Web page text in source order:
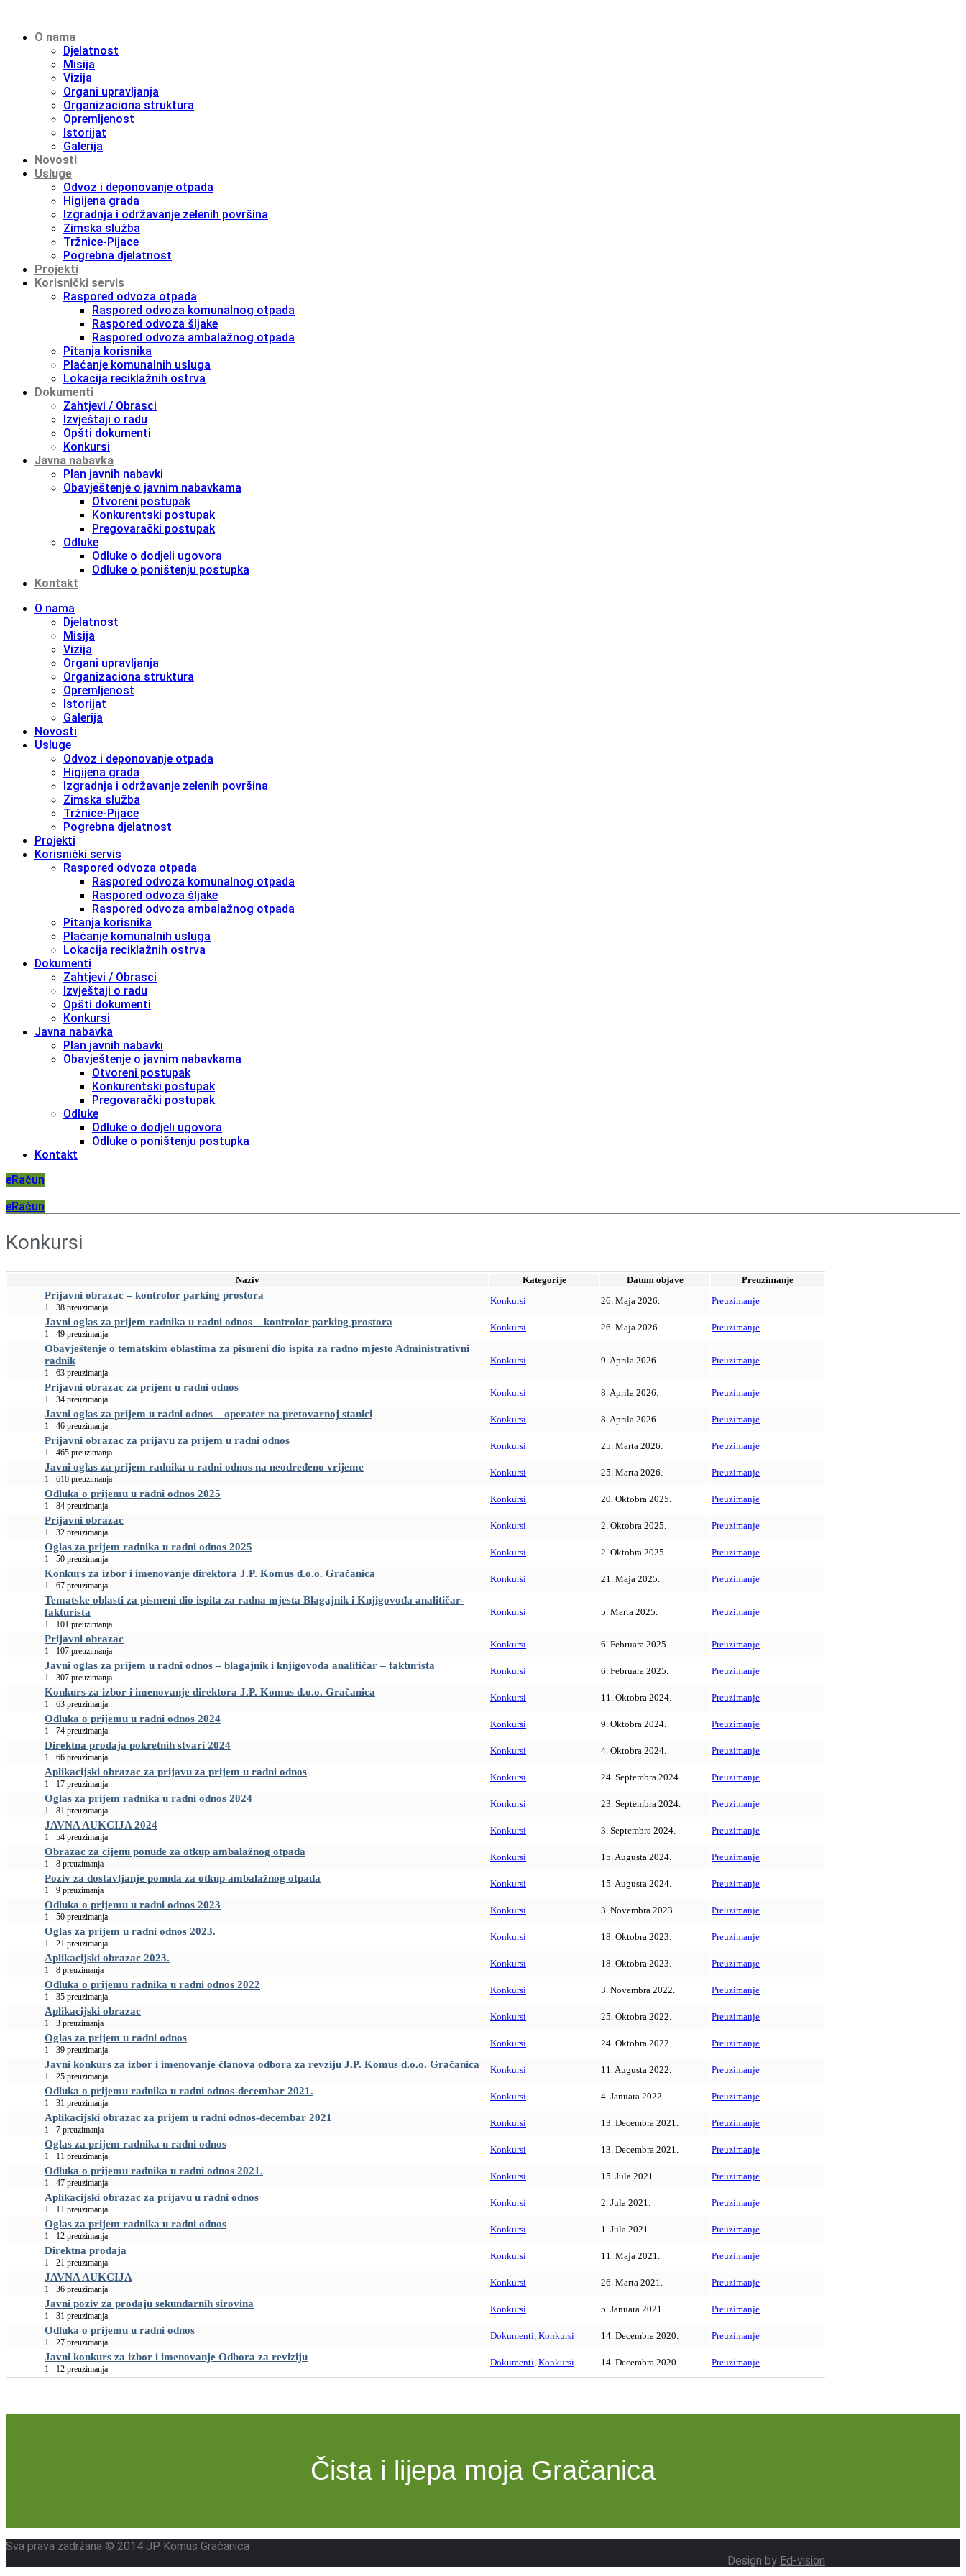
O nama
Djelatnost
Misija
Vizija
Organi upravljanja
Organizaciona struktura
Opremljenost
Istorijat
Galerija
Novosti
Usluge
Odvoz i deponovanje otpada
Higijena grada
Izgradnja i održavanje zelenih površina
Zimska služba
Tržnice-Pijace
Pogrebna djelatnost
Projekti
Korisnički servis
Raspored odvoza otpada
Raspored odvoza komunalnog otpada
Raspored odvoza šljake
Raspored odvoza ambalažnog otpada
Pitanja korisnika
Plaćanje komunalnih usluga
Lokacija reciklažnih ostrva
Dokumenti
Zahtjevi / Obrasci
Izvještaji o radu
Opšti dokumenti
Konkursi
Javna nabavka
Plan javnih nabavki
Obavještenje o javnim nabavkama
Otvoreni postupak
Konkurentski postupak
Pregovarački postupak
Odluke
Odluke o dodjeli ugovora
Odluke o poništenju postupka
Kontakt
O nama
Djelatnost
Misija
Vizija
Organi upravljanja
Organizaciona struktura
Opremljenost
Istorijat
Galerija
Novosti
Usluge
Odvoz i deponovanje otpada
Higijena grada
Izgradnja i održavanje zelenih površina
Zimska služba
Tržnice-Pijace
Pogrebna djelatnost
Projekti
Korisnički servis
Raspored odvoza otpada
Raspored odvoza komunalnog otpada
Raspored odvoza šljake
Raspored odvoza ambalažnog otpada
Pitanja korisnika
Plaćanje komunalnih usluga
Lokacija reciklažnih ostrva
Dokumenti
Zahtjevi / Obrasci
Izvještaji o radu
Opšti dokumenti
Konkursi
Javna nabavka
Plan javnih nabavki
Obavještenje o javnim nabavkama
Otvoreni postupak
Konkurentski postupak
Pregovarački postupak
Odluke
Odluke o dodjeli ugovora
Odluke o poništenju postupka
Kontakt
eRačun
eRačun
Konkursi
Naziv Kategorije Datum objave Preuzimanje
Prijavni obrazac – kontrolor parking prostora
1 38 preuzimanja
Konkursi 26. Maja 2026. Preuzimanje
Javni oglas za prijem radnika u radni odnos – kontrolor parking prostora
1 49 preuzimanja
Konkursi 26. Maja 2026. Preuzimanje
Obavještenje o tematskim oblastima za pismeni dio ispita za radno mjesto Administrativni
radnik
1 63 preuzimanja
Konkursi 9. Aprila 2026. Preuzimanje
Prijavni obrazac za prijem u radni odnos
1 34 preuzimanja
Konkursi 8. Aprila 2026. Preuzimanje
Javni oglas za prijem u radni odnos – operater na pretovarnoj stanici
1 46 preuzimanja
Konkursi 8. Aprila 2026. Preuzimanje
Prijavni obrazac za prijavu za prijem u radni odnos
1 465 preuzimanja
Konkursi 25. Marta 2026. Preuzimanje
Javni oglas za prijem radnika u radni odnos na neodređeno vrijeme
1 610 preuzimanja
Konkursi 25. Marta 2026. Preuzimanje
Odluka o prijemu u radni odnos 2025
1 84 preuzimanja
Konkursi 20. Oktobra 2025. Preuzimanje
Prijavni obrazac
1 32 preuzimanja
Konkursi 2. Oktobra 2025. Preuzimanje
Oglas za prijem radnika u radni odnos 2025
1 50 preuzimanja
Konkursi 2. Oktobra 2025. Preuzimanje
Konkurs za izbor i imenovanje direktora J.P. Komus d.o.o. Gračanica
1 67 preuzimanja
Konkursi 21. Maja 2025. Preuzimanje
Tematske oblasti za pismeni dio ispita za radna mjesta Blagajnik i Knjigovođa analitičar-
fakturista
1 101 preuzimanja
Konkursi 5. Marta 2025. Preuzimanje
Prijavni obrazac
1 107 preuzimanja
Konkursi 6. Februara 2025. Preuzimanje
Javni oglas za prijem u radni odnos – blagajnik i knjigovođa analitičar – fakturista
1 307 preuzimanja
Konkursi 6. Februara 2025. Preuzimanje
Konkurs za izbor i imenovanje direktora J.P. Komus d.o.o. Gračanica
1 63 preuzimanja
Konkursi 11. Oktobra 2024. Preuzimanje
Odluka o prijemu u radni odnos 2024
1 74 preuzimanja
Konkursi 9. Oktobra 2024. Preuzimanje
Direktna prodaja pokretnih stvari 2024
1 66 preuzimanja
Konkursi 4. Oktobra 2024. Preuzimanje
Aplikacijski obrazac za prijavu za prijem u radni odnos
1 17 preuzimanja
Konkursi 24. Septembra 2024. Preuzimanje
Oglas za prijem radnika u radni odnos 2024
1 81 preuzimanja
Konkursi 23. Septembra 2024. Preuzimanje
JAVNA AUKCIJA 2024
1 54 preuzimanja
Konkursi 3. Septembra 2024. Preuzimanje
Obrazac za cijenu ponude za otkup ambalažnog otpada
1 8 preuzimanja
Konkursi 15. Augusta 2024. Preuzimanje
Poziv za dostavljanje ponuda za otkup ambalažnog otpada
1 9 preuzimanja
Konkursi 15. Augusta 2024. Preuzimanje
Odluka o prijemu u radni odnos 2023
1 50 preuzimanja
Konkursi 3. Novembra 2023. Preuzimanje
Oglas za prijem u radni odnos 2023.
1 21 preuzimanja
Konkursi 18. Oktobra 2023. Preuzimanje
Aplikacijski obrazac 2023.
1 8 preuzimanja
Konkursi 18. Oktobra 2023. Preuzimanje
Odluka o prijemu radnika u radni odnos 2022
1 35 preuzimanja
Konkursi 3. Novembra 2022. Preuzimanje
Aplikacijski obrazac
1 3 preuzimanja
Konkursi 25. Oktobra 2022. Preuzimanje
Oglas za prijem u radni odnos
1 39 preuzimanja
Konkursi 24. Oktobra 2022. Preuzimanje
Javni konkurs za izbor i imenovanje članova odbora za revziju J.P. Komus d.o.o. Gračanica
1 25 preuzimanja
Konkursi 11. Augusta 2022. Preuzimanje
Odluka o prijemu radnika u radni odnos-decembar 2021.
1 31 preuzimanja
Konkursi 4. Januara 2022. Preuzimanje
Aplikacijski obrazac za prijem u radni odnos-decembar 2021
1 7 preuzimanja
Konkursi 13. Decembra 2021. Preuzimanje
Oglas za prijem radnika u radni odnos
1 11 preuzimanja
Konkursi 13. Decembra 2021. Preuzimanje
Odluka o prijemu radnika u radni odnos 2021.
1 47 preuzimanja
Konkursi 15. Jula 2021. Preuzimanje
Aplikacijski obrazac za prijavu u radni odnos
1 11 preuzimanja
Konkursi 2. Jula 2021. Preuzimanje
Oglas za prijem radnika u radni odnos
1 12 preuzimanja
Konkursi 1. Jula 2021. Preuzimanje
Direktna prodaja
1 21 preuzimanja
Konkursi 11. Maja 2021. Preuzimanje
JAVNA AUKCIJA
1 36 preuzimanja
Konkursi 26. Marta 2021. Preuzimanje
Javni poziv za prodaju sekundarnih sirovina
1 31 preuzimanja
Konkursi 5. Januara 2021. Preuzimanje
Odluka o prijemu u radni odnos
1 27 preuzimanja
Dokumenti, Konkursi 14. Decembra 2020. Preuzimanje
Javni konkurs za izbor i imenovanje Odbora za reviziju
1 12 preuzimanja
Dokumenti, Konkursi 14. Decembra 2020. Preuzimanje
Čista i lijepa moja Gračanica
Sva prava zadržana © 2014 JP Komus Gračanica
Design by Ed-vision